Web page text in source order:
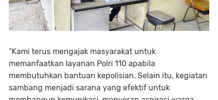
“Kami terus mengajak masyarakat untuk
memanfaatkan layanan Polri 110 apabila
membutuhkan bantuan kepolisian. Selain itu, kegiatan
sambang menjadi sarana yang efektif untuk